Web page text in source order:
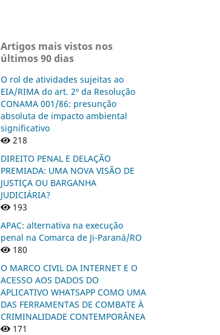
Artigos mais vistos nos
últimos 90 dias
O rol de atividades sujeitas ao
EIA/RIMA do art. 2º da Resolução
CONAMA 001/86: presunção
absoluta de impacto ambiental
significativo
218
DIREITO PENAL E DELAÇÃO
PREMIADA: UMA NOVA VISÃO DE
JUSTIÇA OU BARGANHA
JUDICIÁRIA?
193
APAC: alternativa na execução
penal na Comarca de Ji-Paraná/RO
180
O MARCO CIVIL DA INTERNET E O
ACESSO AOS DADOS DO
APLICATIVO WHATSAPP COMO UMA
DAS FERRAMENTAS DE COMBATE À
CRIMINALIDADE CONTEMPORÂNEA
171